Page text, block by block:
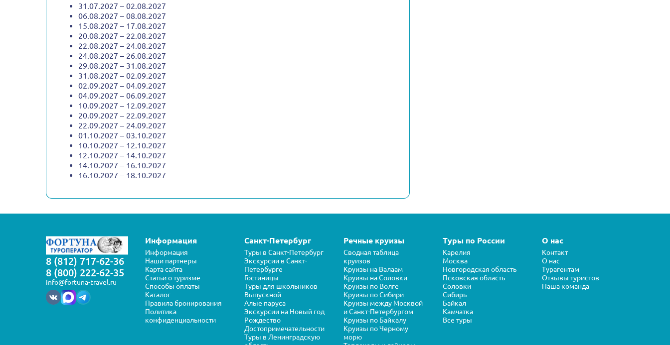
31.07.2027 – 02.08.2027
06.08.2027 – 08.08.2027
15.08.2027 – 17.08.2027
20.08.2027 – 22.08.2027
22.08.2027 – 24.08.2027
24.08.2027 – 26.08.2027
29.08.2027 – 31.08.2027
31.08.2027 – 02.09.2027
02.09.2027 – 04.09.2027
04.09.2027 – 06.09.2027
10.09.2027 – 12.09.2027
20.09.2027 – 22.09.2027
22.09.2027 – 24.09.2027
01.10.2027 – 03.10.2027
10.10.2027 – 12.10.2027
12.10.2027 – 14.10.2027
14.10.2027 – 16.10.2027
16.10.2027 – 18.10.2027
8 (812) 717-62-36
8 (800) 222-62-35
info@fortuna-travel.ru
Информация
Информация
Наши партнеры
Карта сайта
Статьи о туризме
Способы оплаты
Каталог
Правила бронирования
Политика
конфиденциальности
Санкт-Петербург
Туры в Санкт-Петербург
Экскурсии в Санкт-
Петербурге
Гостиницы
Туры для школьников
Выпускной
Алые паруса
Экскурсии на Новый год
Рождество
Достопримечательности
Туры в Ленинградскую
Речные круизы
Сводная таблица
круизов
Круизы на Валаам
Круизы на Соловки
Круизы по Волге
Круизы по Сибири
Круизы между Москвой
и Санкт-Петербургом
Круизы по Байкалу
Круизы по Черному
морю
Туры по России
Карелия
Москва
Новгородская область
Псковская область
Соловки
Сибирь
Байкал
Камчатка
Все туры
О нас
Контакт
О нас
Турагентам
Отзывы туристов
Наша команда